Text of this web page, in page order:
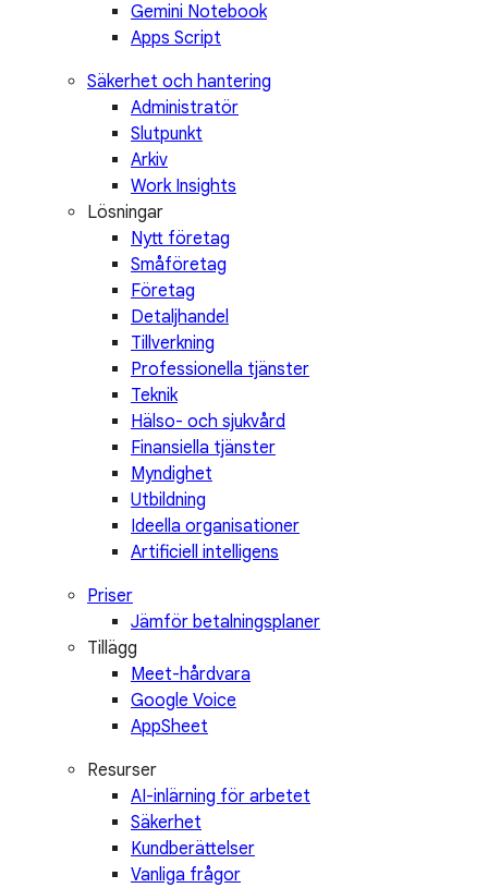
Gemini Notebook
Apps Script
Säkerhet och hantering
Administratör
Slutpunkt
Arkiv
Work Insights
Lösningar
Nytt företag
Småföretag
Företag
Detaljhandel
Tillverkning
Professionella tjänster
Teknik
Hälso- och sjukvård
Finansiella tjänster
Myndighet
Utbildning
Ideella organisationer
Artificiell intelligens
Priser
Jämför betalningsplaner
Tillägg
Meet-hårdvara
Google Voice
AppSheet
Resurser
AI-inlärning för arbetet
Säkerhet
Kundberättelser
Vanliga frågor